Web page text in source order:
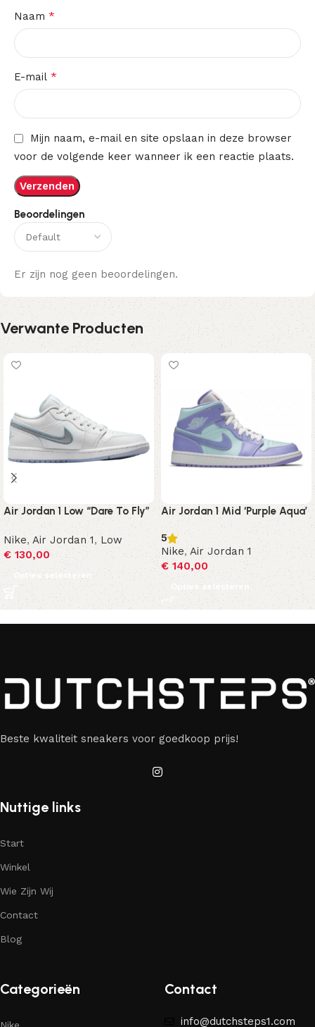
Beoordelingen
Er zijn nog geen beoordelingen.
Naam *
E-mail *
Mijn naam, e-mail en site opslaan in deze browser
voor de volgende keer wanneer ik een reactie plaats.
Verwante Producten
Air Jordan 1 Low “Dare To Fly”
Nike, Air Jordan 1, Low
€ 130,00
Opties selecteren
Air Jordan 1 Mid ‘Purple Aqua’
5
Nike,Air Jordan 1
€140,00
Opties selecteren
Beste kwaliteit sneakers voor goedkoop prijs!
Nuttige links
Start
Winkel
Wie Zijn Wij
Contact
Blog
Categorieën Contact
info@dutchsteps1.com